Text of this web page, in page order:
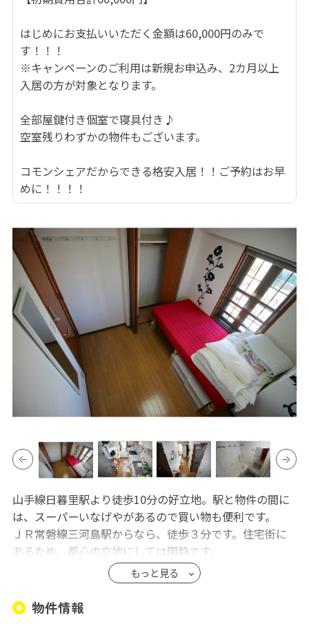
はじめにお支払いいただく金額は60,000円のみで
す！！！
※キャンペーンのご利用は新規お申込み、2カ月以上
入居の方が対象となります。
全部屋鍵付き個室で寝具付き♪
空室残りわずかの物件もございます。
コモンシェアだからできる格安入居！！ご予約はお早
めに！！！！
山手線日暮里駅より徒歩10分の好立地。駅と物件の間に
は、スーパーいなげやがあるので買い物も便利です。
ＪＲ常磐線三河島駅からなら、徒歩３分です。住宅街に
あるため、都心の立地にしては閑静です。
マンション外観は大規模修繕直後のためとてもきれいで
もっと見る
物件情報